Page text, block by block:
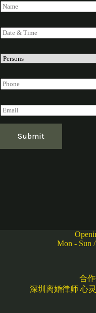
N
a
e
*
D
a
e
&
m
P
e
s
o
s
P
h
n
e
E
m
a
*
Submit
Mon - Sun
合作
深圳离婚律师 心